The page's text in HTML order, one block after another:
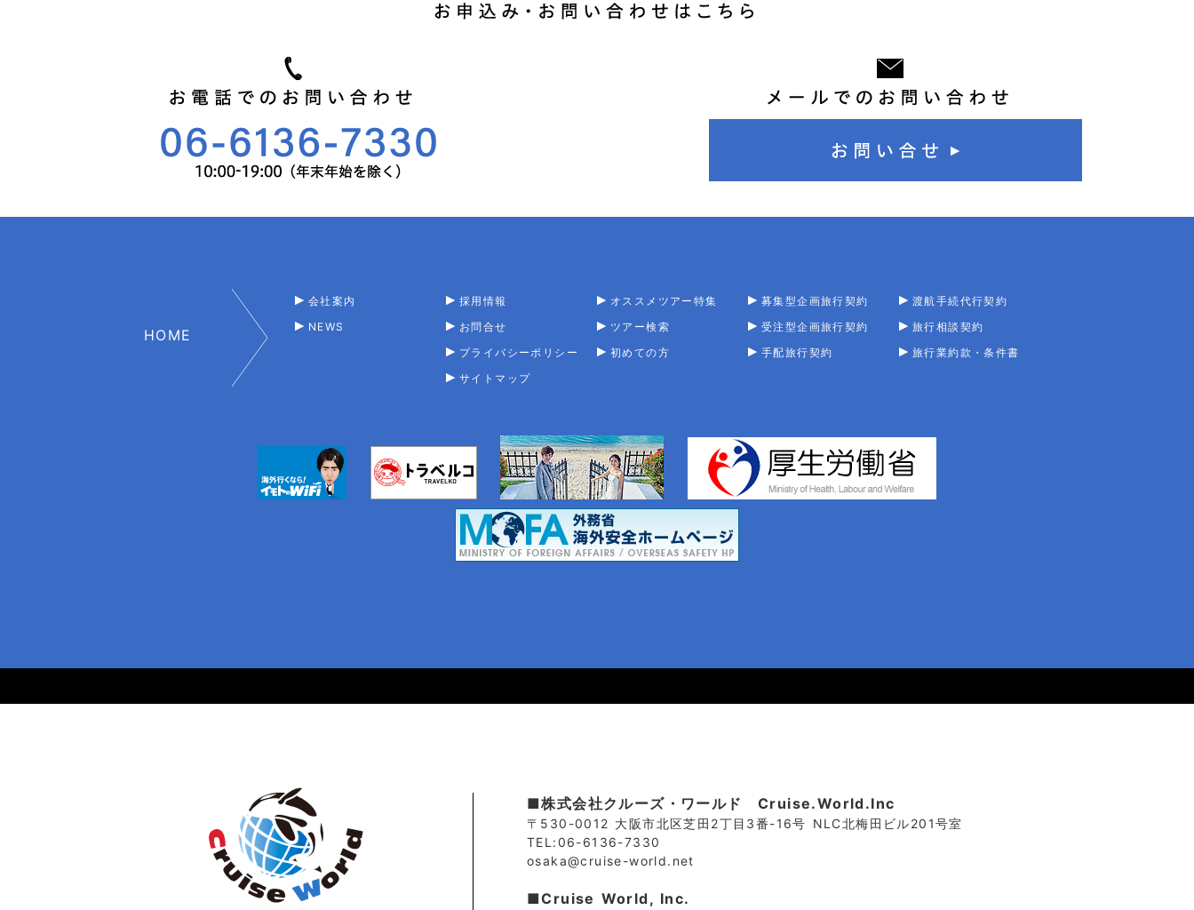
HOME
会社案内
NEWS
採用情報
お問合せ
プライバシーポリシー
サイトマップ
オススメツアー特集
ツアー検索
初めての方
募集型企画旅行契約
受注型企画旅行契約
手配旅行契約
渡航手続代行契約
旅行相談契約
旅行業約款・条件書
■株式会社クルーズ・ワールド Cruise.World.Inc
〒530-0012 大阪市北区芝田2丁目3番-16号 NLC北梅田ビル201号室
TEL:06-6136-7330
osaka@cruise-world.net
■Cruise World, Inc.